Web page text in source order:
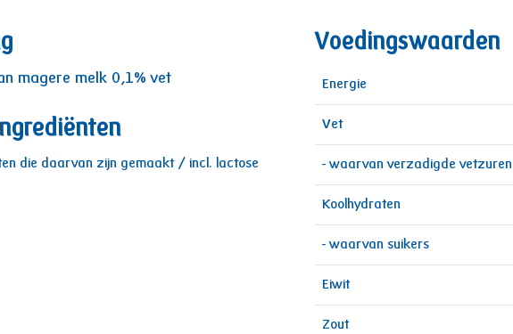
magere melk 0,1% vet
die daarvan zijn gemaakt / incl. lactose
Voedingswaarden
Energie
Vet
- waarvan verzadigde vetzuren
Koolhydraten
- waarvan suikers
Eiwit
Zout